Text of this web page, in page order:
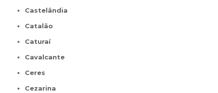
Castelândia
Catalão
Caturaí
Cavalcante
Ceres
Cezarina